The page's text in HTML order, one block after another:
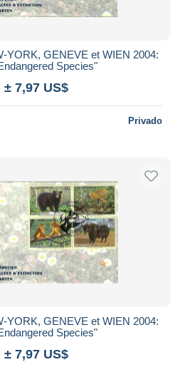
YORK, GENEVE et WIEN 2004:
Species"
± 7,97 US$
Privado
YORK, GENEVE et WIEN 2004:
Species"
± 7,97 US$